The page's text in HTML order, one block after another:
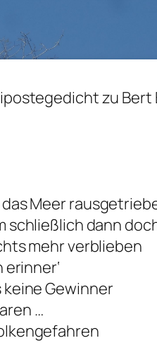
zu Bert
Meer
schließlich dann
mehr verblieben
Gewinner
…